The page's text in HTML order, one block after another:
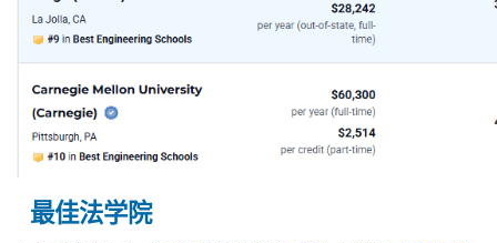
最佳法学院